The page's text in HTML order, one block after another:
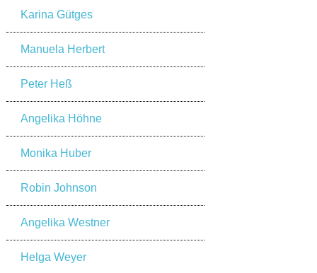
Karina Gütges
Manuela Herbert
Peter Heß
Angelika Höhne
Monika Huber
Robin Johnson
Angelika Westner
Helga Weyer